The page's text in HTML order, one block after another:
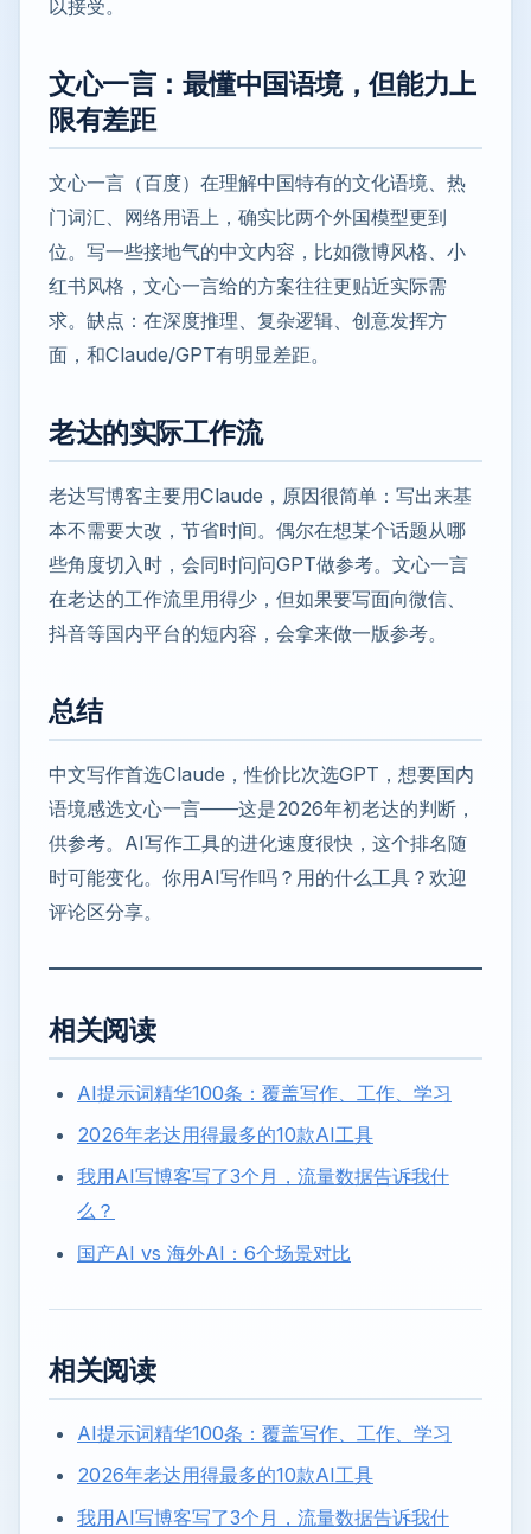
以接受。
文心一言：最懂中国语境，但能力上
限有差距
文心一言（百度）在理解中国特有的文化语境、热
门词汇、网络用语上，确实比两个外国模型更到
位。写一些接地气的中文内容，比如微博风格、小
红书风格，文心一言给的方案往往更贴近实际需
求。缺点：在深度推理、复杂逻辑、创意发挥方
面，和Claude/GPT有明显差距。
老达的实际工作流
老达写博客主要用Claude，原因很简单：写出来基
本不需要大改，节省时间。偶尔在想某个话题从哪
些角度切入时，会同时问问GPT做参考。文心一言
在老达的工作流里用得少，但如果要写面向微信、
抖音等国内平台的短内容，会拿来做一版参考。
总结
中文写作首选Claude，性价比次选GPT，想要国内
语境感选文心一言——这是2026年初老达的判断，
供参考。AI写作工具的进化速度很快，这个排名随
时可能变化。你用AI写作吗？用的什么工具？欢迎
评论区分享。
相关阅读
AI提示词精华100条：覆盖写作、工作、学习
2026年老达用得最多的10款AI工具
我用AI写博客写了3个月，流量数据告诉我什
么？
国产AI vs 海外AI：6个场景对比
相关阅读
AI提示词精华100条：覆盖写作、工作、学习
2026年老达用得最多的10款AI工具
我用AI写博客写了3个月，流量数据告诉我什